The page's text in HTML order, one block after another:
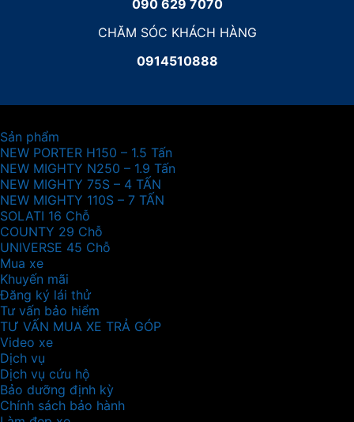
090 629 7070
CHĂM SÓC KHÁCH HÀNG
0914510888
Sản phẩm
NEW PORTER H150 – 1.5 Tấn
NEW MIGHTY N250 – 1.9 Tấn
NEW MIGHTY 75S – 4 TẤN
NEW MIGHTY 110S – 7 TẤN
SOLATI 16 Chỗ
COUNTY 29 Chỗ
UNIVERSE 45 Chỗ
Mua xe
Khuyến mãi
Đăng ký lái thử
Tư vấn bảo hiểm
TƯ VẤN MUA XE TRẢ GÓP
Video xe
Dịch vụ
Dịch vụ cứu hộ
Bảo dưỡng định kỳ
Chính sách bảo hành